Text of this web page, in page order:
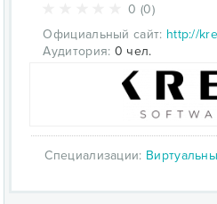
0 (0)
Официальный сайт: http://
Аудитория: 0 чел.
Специализации: